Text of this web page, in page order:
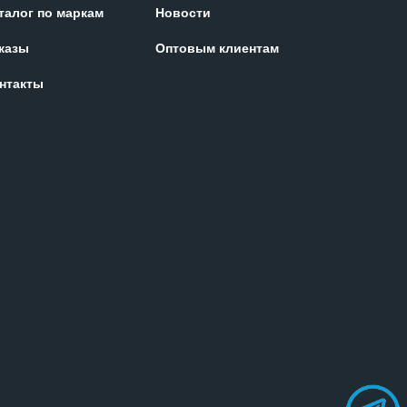
по маркам
Новости
Оптовым клиентам